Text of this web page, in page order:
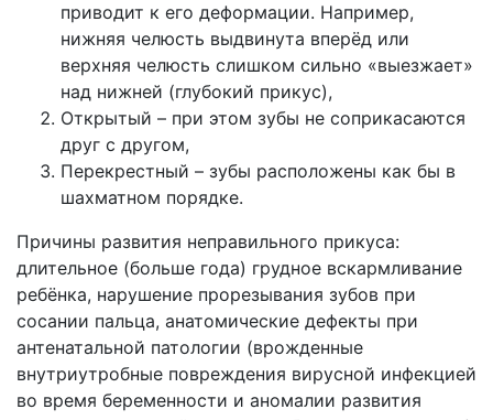
приводит к его деформации. Например,
нижняя челюсть выдвинута вперёд или
верхняя челюсть слишком сильно «выезжает»
над нижней (глубокий прикус),
Открытый – при этом зубы не соприкасаются
друг с другом,
Перекрестный – зубы расположены как бы в
шахматном порядке.
Причины развития неправильного прикуса:
длительное (больше года) грудное вскармливание
ребёнка, нарушение прорезывания зубов при
сосании пальца, анатомические дефекты при
антенатальной патологии (врожденные
внутриутробные повреждения вирусной инфекцией
во время беременности и аномалии развития